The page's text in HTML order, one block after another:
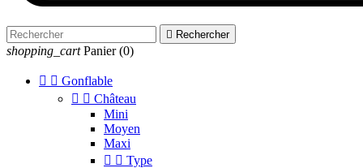
 Rechercher
shopping_cart Panier (0)
  Gonflable
  Château
Mini
Moyen
Maxi
  Type